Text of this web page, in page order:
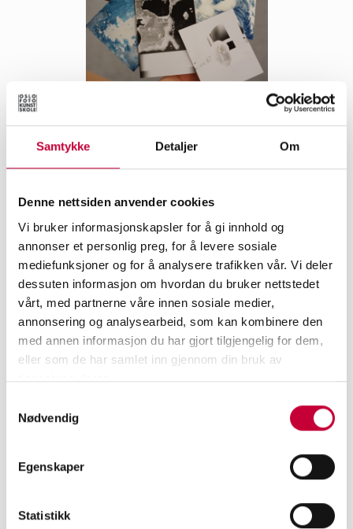
Samtykke Detaljer Om
Denne nettsiden anvender cookies
Vi bruker informasjonskapsler for å gi innhold og
annonser et personlig preg, for å levere sosiale
mediefunksjoner og for å analysere trafikken vår. Vi deler
dessuten informasjon om hvordan du bruker nettstedet
vårt, med partnerne våre innen sosiale medier,
annonsering og analysearbeid, som kan kombinere den
med annen informasjon du har gjort tilgjengelig for dem,
eller som de har samlet inn gjennom din bruk av
tjenestene deres.
Nødvendig
Egenskaper
Statistikk
Vi arrangerer kurs under